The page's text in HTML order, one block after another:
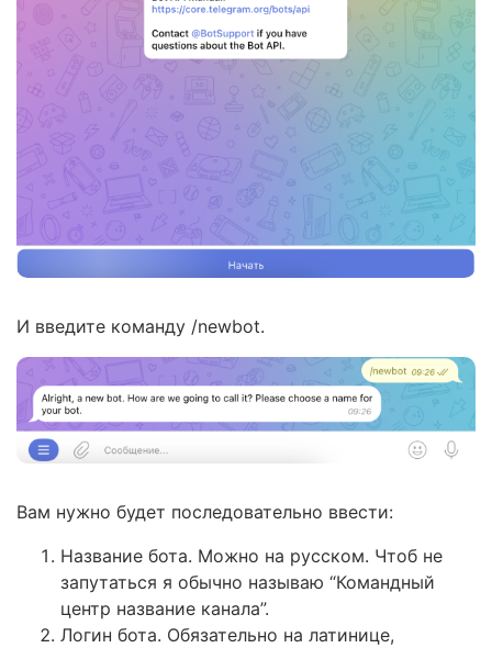
И введите команду /newbot.
Вам нужно будет последовательно ввести:
Название бота. Можно на русском. Чтоб не
запутаться я обычно называю “Командный
центр название канала”.
Логин бота. Обязательно на латинице,